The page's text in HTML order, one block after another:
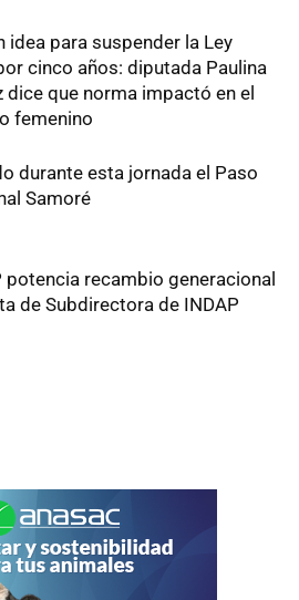
idea para suspender la Ley
cinco años: diputada Paulina
dice que norma impactó en el
femenino
durante esta jornada el Paso
Samoré
potencia recambio generacional
de Subdirectora de INDAP